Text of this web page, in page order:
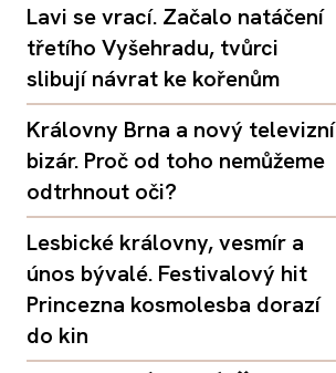
Lavi se vrací. Začalo natáčení
třetího Vyšehradu, tvůrci
slibují návrat ke kořenům
Královny Brna a nový televizní
bizár. Proč od toho nemůžeme
odtrhnout oči?
Lesbické královny, vesmír a
únos bývalé. Festivalový hit
Princezna kosmolesba dorazí
do kin